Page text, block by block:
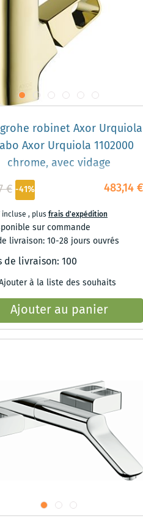
robinet Axor Urquiola
Axor Urquiola 1102000
chrome, avec vidage
483,14 €
€ -41%
incluse , plusfrais d'expédition
sur commande
livraison: 10-28 jours ouvrés
de livraison: 100
à la liste des souhaits
Ajouter au panier